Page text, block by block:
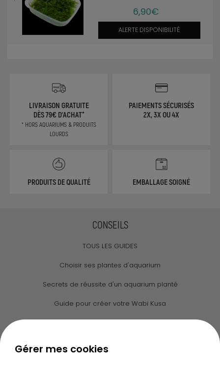
6,90€
ALERTE DISPONIBILITÉ
LIVRAISON GRATUITE
DÈS 79€ D'ACHAT*
* HORS AQUARIUMS & PRODUITS
LOURDS
PAIEMENTS SÉCURISÉS
2X, 3X OU 4X
PRODUITS DE QUALITÉ EMBALLAGE SOIGNÉ
CONSEILS
TOUS LES GUIDES
Choisir ses plantes d'aquarium
Secrets de réussite d'un aquarium planté
Guide pour créer votre Wabi Kusa
Le journal d'Ammannia
NOS SERVICES
Gérer mes cookies